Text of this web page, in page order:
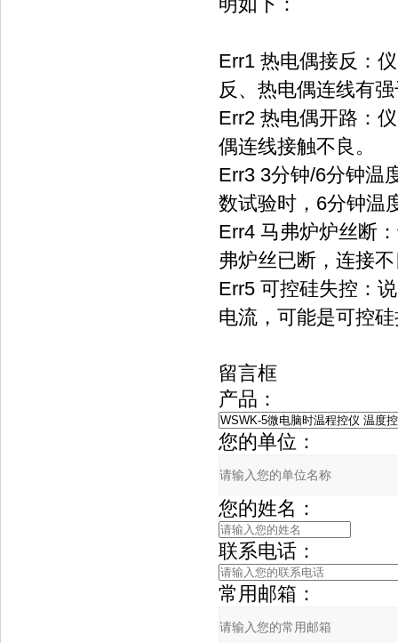
Err1 热电偶接反
反、热电偶连线有
Err2 热电偶开路：
偶连线接触不良。
Err3 3分钟/6分钟温度
数试验时，6分钟温
Err4 马弗炉炉丝断
弗炉丝已断，连接不
Err5 可控硅失控
电流，可能是可控硅
留言框
产品：
您的单位：
您的姓名：
联系电话：
常用邮箱：